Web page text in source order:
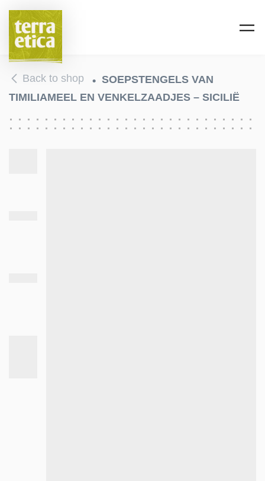
Skip to main content
Back to shop
SOEPSTENGELS VAN
TIMILIAMEEL EN VENKELZAADJES – SICILIË